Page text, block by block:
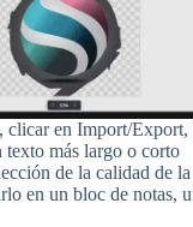
clicar en Import/Export,
texto más largo o corto
de la calidad de
en un bloc de notas,